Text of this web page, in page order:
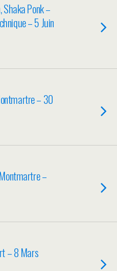
Shaka Ponk –
– 5 Juin
– 30
–
– 8 Mars